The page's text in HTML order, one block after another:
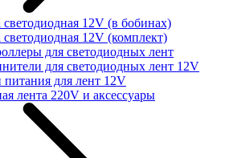
светодиодная 12V (в бобинах)
светодиодная 12V (комплект)
для светодиодных лент
для светодиодных лент 12V
питания для лент 12V
лента 220V и аксессуары